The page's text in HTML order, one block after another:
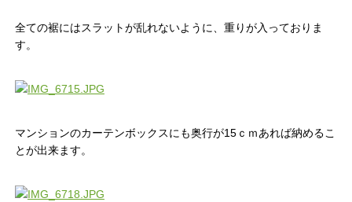
全ての裾にはスラットが乱れないように、重りが入っておりま
す。
マンションのカーテンボックスにも奥行が15ｃｍあれば納めるこ
とが出来ます。